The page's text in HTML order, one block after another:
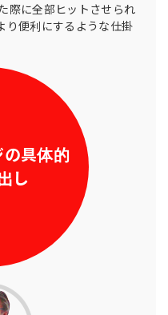
際に全部ヒットさせられ
り便利にするような仕掛
の具体的
し